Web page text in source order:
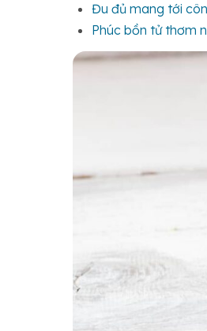
Đu đủ mang tới
Phúc bồn tử thơm